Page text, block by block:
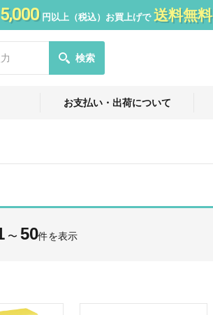
円以上（税込）お買上げで 送料無料
検索
お支払い・出荷について
〜 50件を表示